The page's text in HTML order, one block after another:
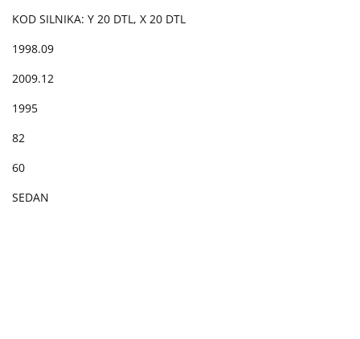
KOD SILNIKA: Y 20 DTL, X 20 DTL
1998.09
2009.12
1995
82
60
SEDAN